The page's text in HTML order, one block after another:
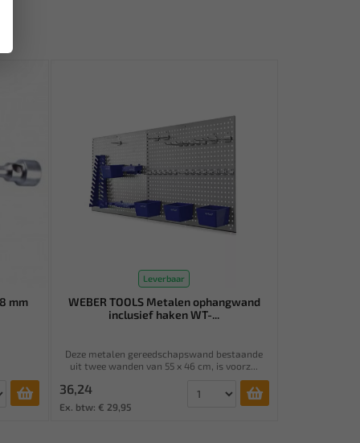
mm
Leverbaar
WEBER TOOLS Metalen ophangwand
inclusief haken WT-...
Deze metalen gereedschapswand bestaande
uit twee wanden van 55 x 46 cm, is voorz...
36,24
Ex. btw: € 29,95